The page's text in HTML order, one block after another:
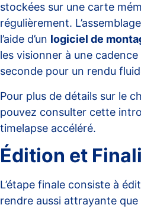
stockées sur une carte
régulièrement.
l’aide d’un logiciel de
les visionner à une
seconde pour un rendu
Pour plus de détails sur le
pouvez consulter cette
timelapse accéléré.
Édition et
L’étape finale consiste à
rendre aussi attrayante